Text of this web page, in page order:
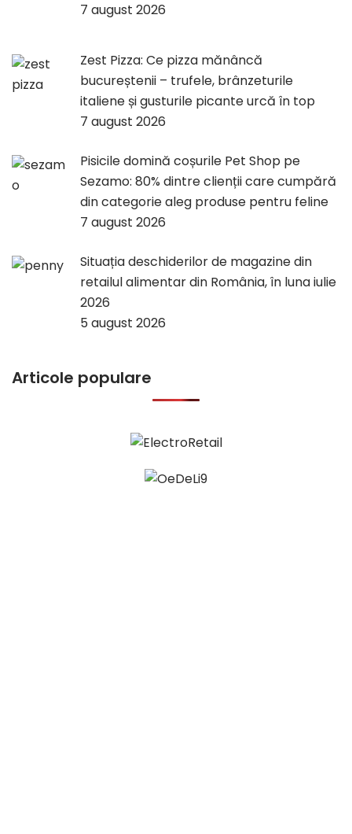
7 august 2026
Zest Pizza: Ce pizza mănâncă
bucureștenii – trufele, brânzeturile
italiene și gusturile picante urcă în top
7 august 2026
Pisicile domină coșurile Pet Shop pe
Sezamo: 80% dintre clienții care cumpără
din categorie aleg produse pentru feline
7 august 2026
Situația deschiderilor de magazine din
retailul alimentar din România, în luna iulie
2026
5 august 2026
Articole populare